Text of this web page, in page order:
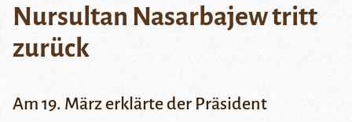
Nursultan Nasarbajew tritt
zurück
Am 19. März erklärte der Präsident